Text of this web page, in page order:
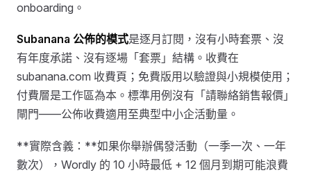
onboarding。
Subanana 公佈的模式是逐月訂閱，沒有小時套票、沒
有年度承諾、沒有逐場「套票」結構。收費在
subanana.com 收費頁；免費版用以驗證與小規模使用；
付費層是工作區為本。標準用例沒有「請聯絡銷售報價」
閘門——公佈收費適用至典型中小企活動量。
**實際含義：**如果你舉辦偶發活動（一季一次、一年
數次），Wordly 的 10 小時最低 + 12 個月到期可能浪費